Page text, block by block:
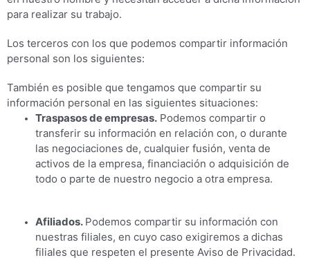
para realizar su trabajo.
Los terceros con los que podemos compartir información
personal son los siguientes:
También es posible que tengamos que compartir su
información personal en las siguientes situaciones:
Traspasos de empresas. Podemos compartir o
transferir su información en relación con, o durante
las negociaciones de, cualquier fusión, venta de
activos de la empresa, financiación o adquisición de
todo o parte de nuestro negocio a otra empresa.
Afiliados. Podemos compartir su información con
nuestras filiales, en cuyo caso exigiremos a dichas
filiales que respeten el presente Aviso de Privacidad.